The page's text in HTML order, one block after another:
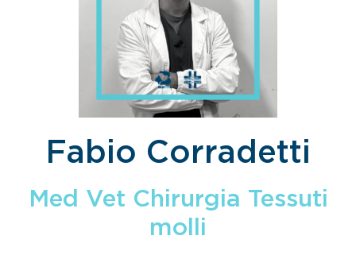
Fabio Corradetti
Med Vet Chirurgia Tessuti
molli